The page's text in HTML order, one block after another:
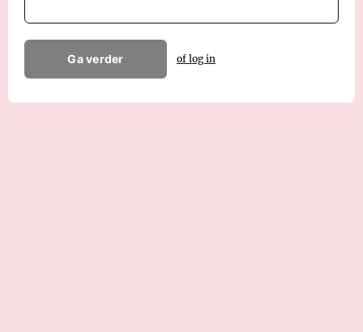
Ga verder of log in